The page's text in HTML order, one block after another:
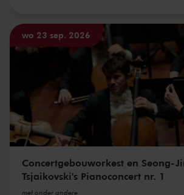
wo 23 sep. 2026
Concertgebouworkest en Seong-
Tsjaikovski's Pianoconcert nr. 1
met onder andere